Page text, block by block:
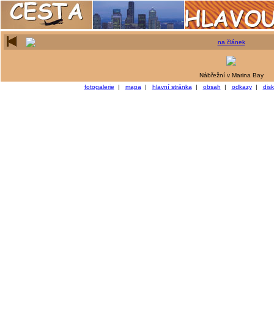
na článek
Nábřežní v Marina Bay
fotogalerie | mapa | hlavní stránka | obsah | odkazy|